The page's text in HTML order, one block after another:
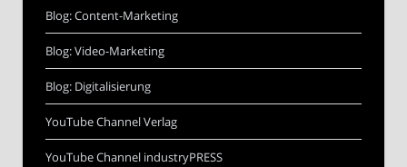
Blog: Content-Marketing
Blog: Video-Marketing
Blog: Digitalisierung
YouTube Channel Verlag
YouTube Channel industryPRESS